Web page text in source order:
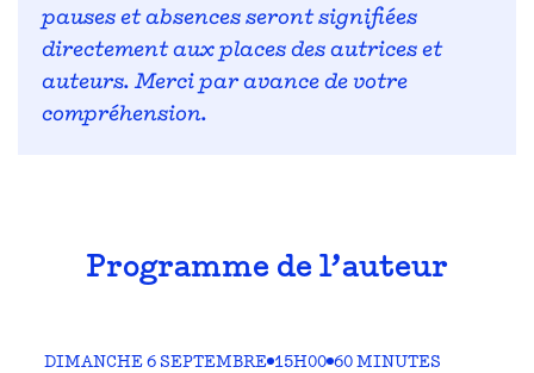
pauses et absences seront signifiées
directement aux places des autrices et
auteurs. Merci par avance de votre
compréhension.
Programme de l’auteur
DIMANCHE 6 SEPTEMBRE 15H00 60 MINUTES